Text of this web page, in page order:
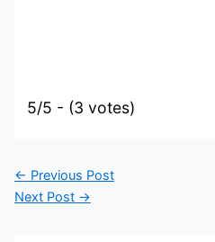
5/5 - (3 votes)
← Previous Post
Next Post →